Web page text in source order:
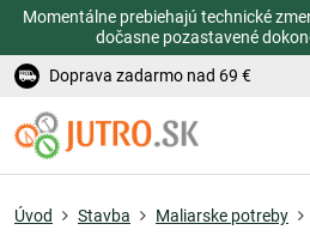
Momentálne prebiehajú technické
dočasne pozastavené
Doprava zadarmo nad 69 €
Úvod Stavba Maliarske potreby